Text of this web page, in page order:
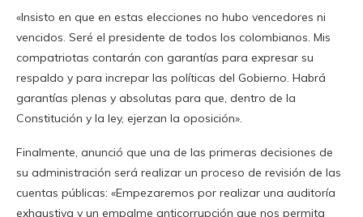
«Insisto en que en estas elecciones no hubo vencedores ni
vencidos. Seré el presidente de todos los colombianos. Mis
compatriotas contarán con garantías para expresar su
respaldo y para increpar las políticas del Gobierno. Habrá
garantías plenas y absolutas para que, dentro de la
Constitución y la ley, ejerzan la oposición».
Finalmente, anunció que una de las primeras decisiones de
su administración será realizar un proceso de revisión de las
cuentas públicas: «Empezaremos por realizar una auditoría
exhaustiva y un empalme anticorrupción que nos permita